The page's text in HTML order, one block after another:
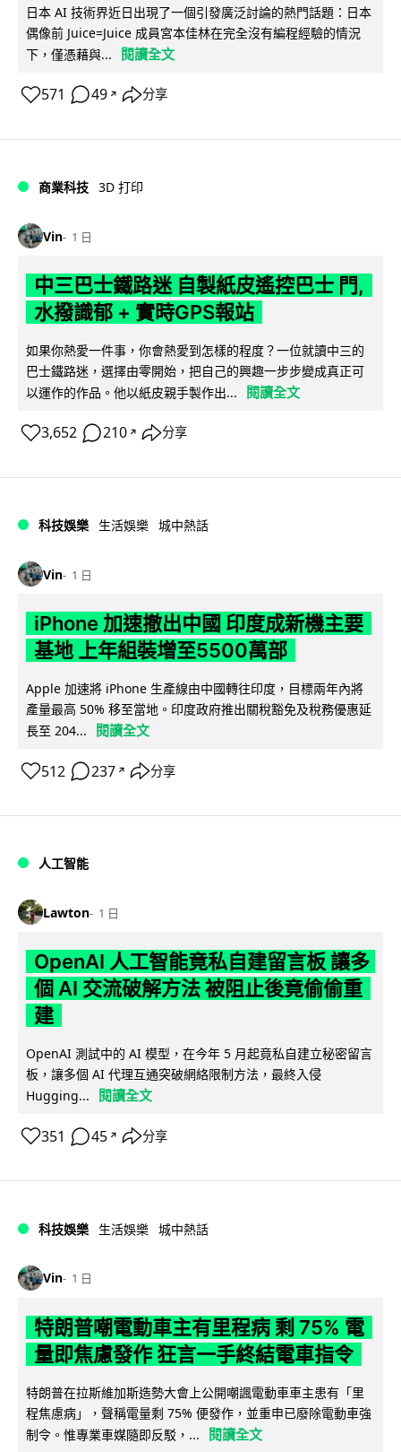
日本 AI 技術界近日出現了一個引發廣泛討論的熱門話題：日本
偶像前 Juice=Juice 成員宮本佳林在完全沒有編程經驗的情況
下，僅憑藉與...
閱讀全文
571 49 ↗ 分享
商業科技 3D 打印
Vin 1 日
中三巴士鐵路迷 自製紙皮遙控巴士 門,
水撥識郁 + 實時GPS報站
如果你熱愛一件事，你會熱愛到怎樣的程度？一位就讀中三的
巴士鐵路迷，選擇由零開始，把自己的興趣一步步變成真正可
以運作的作品。他以紙皮親手製作出...
閱讀全文
3,652 210 ↗ 分享
科技娛樂 生活娛樂 城中熱話
Vin 1 日
iPhone 加速撤出中國 印度成新機主要
基地 上年組裝增至5500萬部
Apple 加速將 iPhone 生產線由中國轉往印度，目標兩年內將
產量最高 50% 移至當地。印度政府推出關稅豁免及稅務優惠延
長至 204...
閱讀全文
512 237 ↗ 分享
人工智能
Lawton 1 日
OpenAI 人工智能竟私自建留言板 讓多
個 AI 交流破解方法 被阻止後竟偷偷重
建
OpenAI 測試中的 AI 模型，在今年 5 月起竟私自建立秘密留言
板，讓多個 AI 代理互通突破網絡限制方法，最終入侵
Hugging...
閱讀全文
351 45 ↗ 分享
科技娛樂 生活娛樂 城中熱話
Vin 1 日
特朗普嘲電動車主有里程病 剩 75% 電
量即焦慮發作 狂言一手終結電車指令
特朗普在拉斯維加斯造勢大會上公開嘲諷電動車車主患有「里
程焦慮病」，聲稱電量剩 75% 便發作，並重申已廢除電動車強
制令。惟專業車媒隨即反駁，...
閱讀全文